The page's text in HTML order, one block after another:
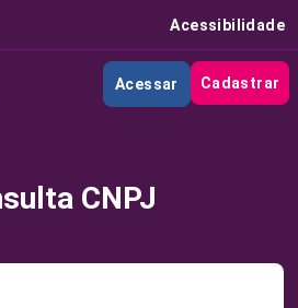
Acessibilidade
Acessar Cadastrar
CNPJ